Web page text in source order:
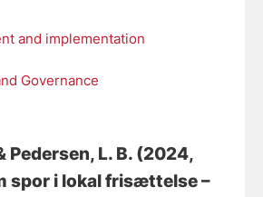
and implementation
Governance
Pedersen, L. B. (2024,
spor i lokal frisættelse –